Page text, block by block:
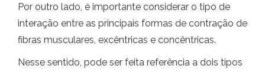
Por outro lado, é importante considerar o tipo de
interação entre as principais formas de contração de
fibras musculares, excêntricas e concêntricas.
Nesse sentido, pode ser feita referência a dois tipos